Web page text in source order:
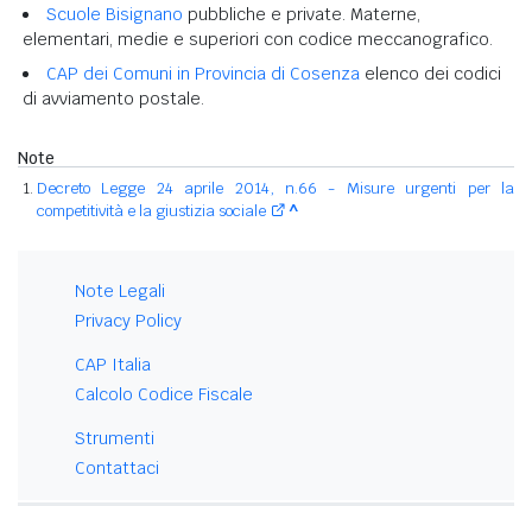
Scuole Bisignano pubbliche e private. Materne,
elementari, medie e superiori con codice meccanografico.
CAP dei Comuni in Provincia di Cosenza elenco dei codici
di avviamento postale.
Note
Decreto Legge 24 aprile 2014, n.66 - Misure urgenti per la
competitività e la giustizia sociale
^
Note Legali
Privacy Policy
CAP Italia
Calcolo Codice Fiscale
Strumenti
Contattaci